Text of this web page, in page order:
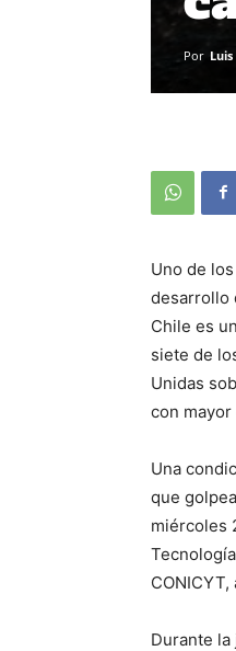
Por
Uno de
desarrollo
Chile es
siete de
Unidas
con
Una
que
miércoles
Durante